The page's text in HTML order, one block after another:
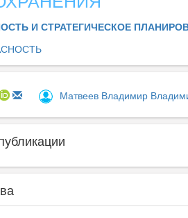
И СТРАТЕГИЧЕСКОЕ
Матвеев Владимир